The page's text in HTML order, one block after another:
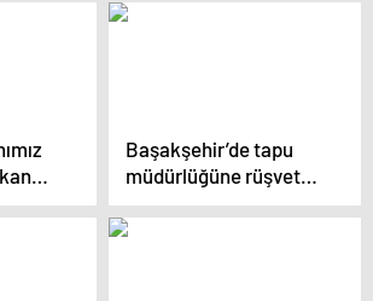
hayatını kaybetti
İşte
yol
Başakşehir’de tapu
müdürlüğüne rüşvet
operasyonu: 17 kişi
gözaltında